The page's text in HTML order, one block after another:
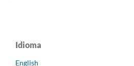
Idioma
English